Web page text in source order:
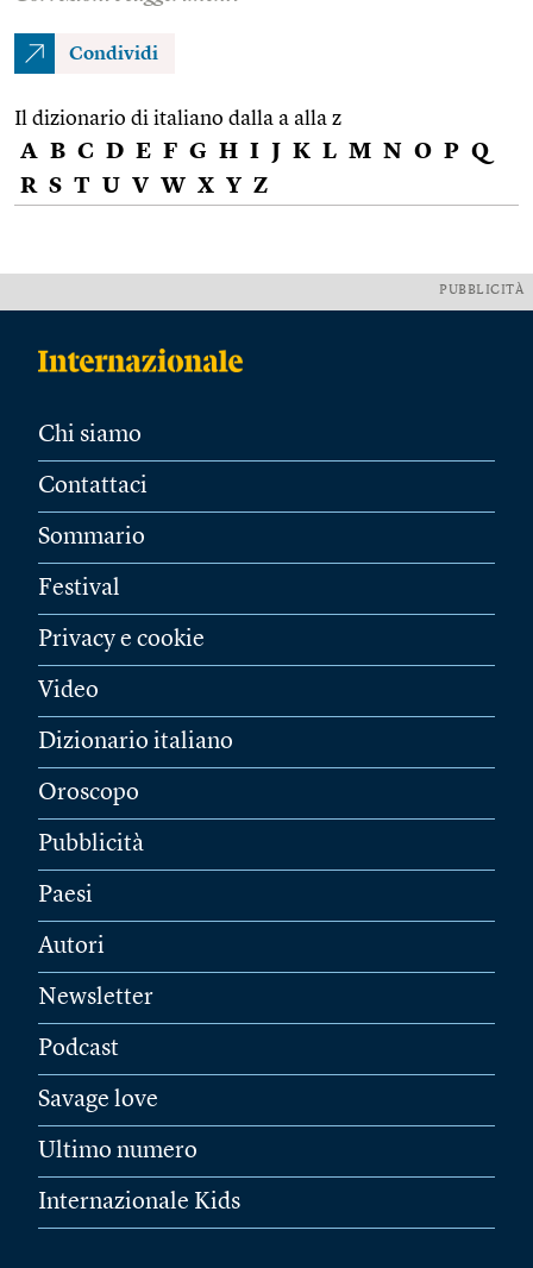
Condividi
Il dizionario di italiano dalla a alla z
A B C D E F G H I J K L M N O P Q
R S T U V W X Y Z
PUBBLICITÀ
Chi siamo
Contattaci
Sommario
Festival
Privacy e cookie
Video
Dizionario italiano
Oroscopo
Pubblicità
Paesi
Autori
Newsletter
Podcast
Savage love
Ultimo numero
Internazionale Kids